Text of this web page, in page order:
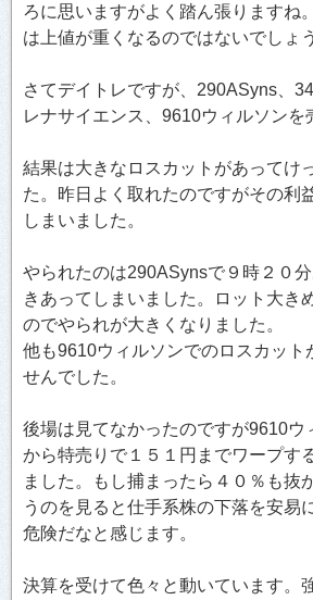
ろに思いますがよく踏ん張りますね
は上値が重くなるのではないでしょ
さてデイトレですが、290ASyns、
レナサイエンス、9610ウィルソンを
結果は大きなロスカットがあってけ
た。昨日よく取れたのですがその利
しまいました。
やられたのは290ASynsで９時２０
きあってしまいました。ロット大き
のでやられが大きくなりました。
他も9610ウィルソンでのロスカット
せんでした。
後場は見てなかったのですが9610ウ
から特売りで１５１円までワープす
ました。もし捕まったら４０％も抜
うのを見ると仕手系株の下落を安易
危険だなと感じます。
決算を受けて色々と動いています。